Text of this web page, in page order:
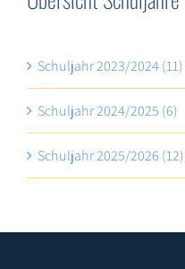
Schuljahr 2024/2025 (6)
Schuljahr 2025/2026 (12)